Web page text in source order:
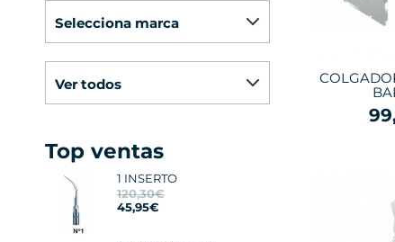
selecciona marca
ver todos
Top ventas
1 INSERTO
120,30€
45,95€